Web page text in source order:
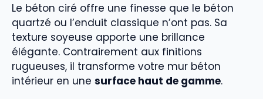
Le béton ciré offre une finesse que le béton
quartzé ou l’enduit classique n’ont pas. Sa
texture soyeuse apporte une brillance
élégante. Contrairement aux finitions
rugueuses, il transforme votre mur béton
intérieur en une surface haut de gamme.